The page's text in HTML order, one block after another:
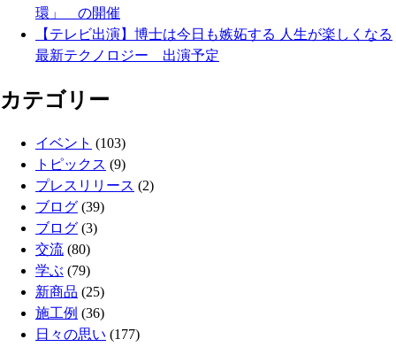
環」 の開催
【テレビ出演】博士は今日も嫉妬する 人生が楽しくなる
最新テクノロジー 出演予定
カテゴリー
イベント (103)
トピックス (9)
プレスリリース (2)
ブログ (39)
ブログ (3)
交流 (80)
学ぶ (79)
新商品 (25)
施工例 (36)
日々の思い (177)